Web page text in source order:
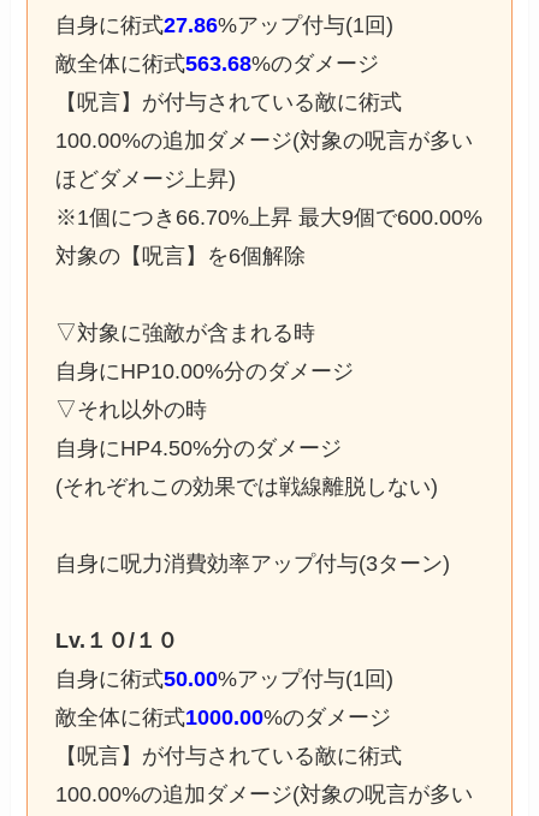
自身に術式27.86%アップ付与(1回)
敵全体に術式563.68%のダメージ
【呪言】が付与されている敵に術式
100.00%の追加ダメージ(対象の呪言が多い
ほどダメージ上昇)
※1個につき66.70%上昇 最大9個で600.00%
対象の【呪言】を6個解除
▽対象に強敵が含まれる時
自身にHP10.00%分のダメージ
▽それ以外の時
自身にHP4.50%分のダメージ
(それぞれこの効果では戦線離脱しない)
自身に呪力消費効率アップ付与(3ターン)
Lv.１０/１０
自身に術式50.00%アップ付与(1回)
敵全体に術式1000.00%のダメージ
【呪言】が付与されている敵に術式
100.00%の追加ダメージ(対象の呪言が多い